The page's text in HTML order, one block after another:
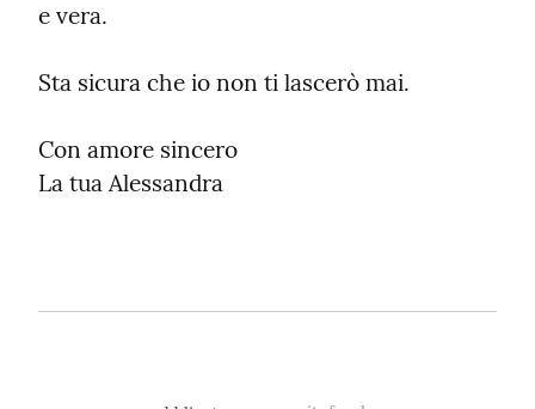
e vera.
Sta sicura che io non ti lascerò mai.
Con amore sincero
La tua Alessandra